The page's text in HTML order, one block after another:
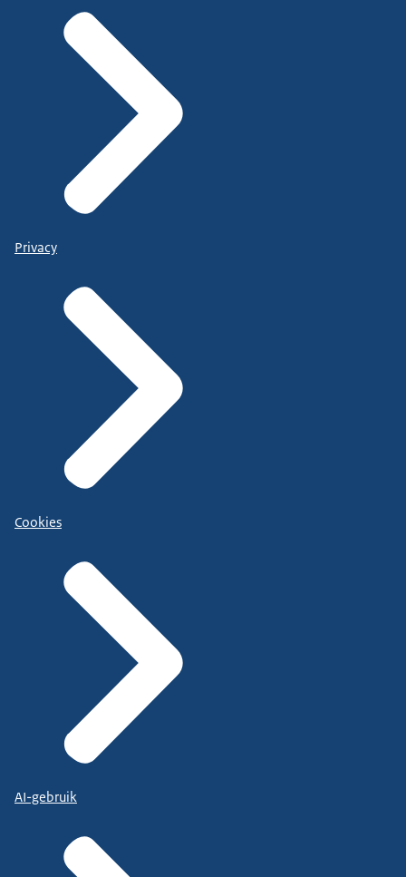
Privacy
Cookies
AI-gebruik